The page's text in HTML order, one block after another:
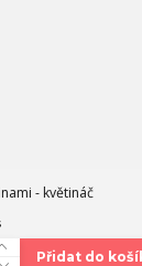
- květináč
Přidat do